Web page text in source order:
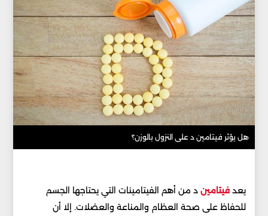
هل يؤثر فيتامين د على النزول بالوزن؟
يعد فيتامين د من أهم الفيتامينات التي يحتاجها الجسم
للحفاظ على صحة العظام والمناعة والعضلات. إلا أن